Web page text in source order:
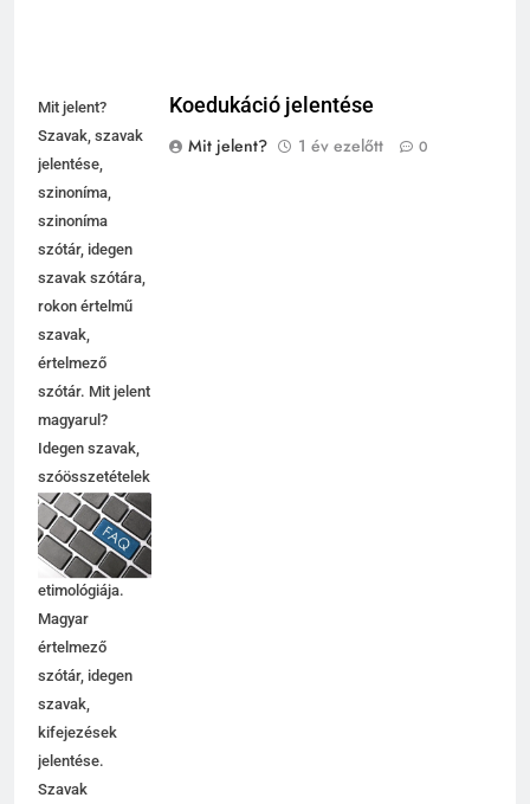
Mit jelent?
Szavak, szavak
jelentése,
szinoníma,
szinoníma
szótár, idegen
szavak szótára,
rokon értelmű
szavak,
értelmező
szótár. Mit jelent
magyarul?
Idegen szavak,
szóösszetételek
jelentése,
magyarázata,
használata,
etimológiája.
Magyar
értelmező
szótár, idegen
szavak,
kifejezések
jelentése.
Szavak
Koedukáció jelentése
Mit jelent?
1 év ezelőtt 0